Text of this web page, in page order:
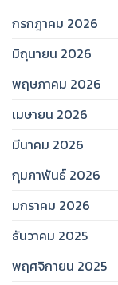
กรกฎาคม 2026
มิถุนายน 2026
พฤษภาคม 2026
เมษายน 2026
มีนาคม 2026
กุมภาพันธ์ 2026
มกราคม 2026
ธันวาคม 2025
พฤศจิกายน 2025